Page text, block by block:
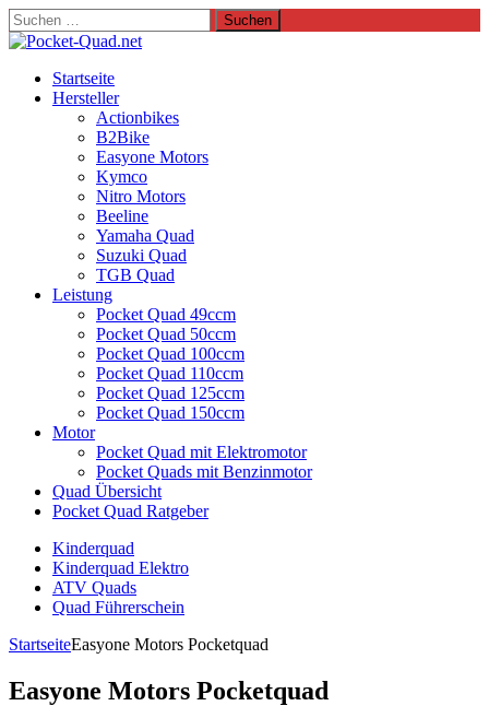
Suchen
nach:
Startseite
Hersteller
Actionbikes
B2Bike
Easyone Motors
Kymco
Nitro Motors
Beeline
Yamaha Quad
Suzuki Quad
TGB Quad
Leistung
Pocket Quad 49ccm
Pocket Quad 50ccm
Pocket Quad 100ccm
Pocket Quad 110ccm
Pocket Quad 125ccm
Pocket Quad 150ccm
Motor
Pocket Quad mit Elektromotor
Pocket Quads mit Benzinmotor
Quad Übersicht
Pocket Quad Ratgeber
Kinderquad
Kinderquad Elektro
ATV Quads
Quad Führerschein
StartseiteEasyone Motors Pocketquad
Easyone Motors Pocketquad